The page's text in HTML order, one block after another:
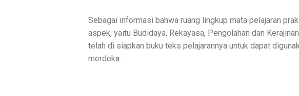
Sebagai informasi bahwa ruang lingkup mata pelajaran
aspek, yaitu Budidaya, Rekayasa, Pengolahan dan
telah di siapkan buku teks pelajarannya untuk dapat
merdeka.